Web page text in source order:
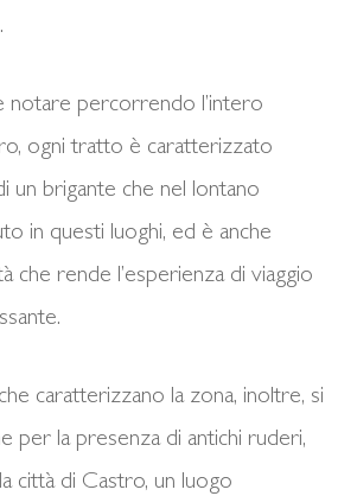
notare percorrendo l’intero
ogni tratto è caratterizzato
un brigante che nel lontano
in questi luoghi, ed è anche
che rende l’esperienza di viaggio
caratterizzano la zona, inoltre, si
per la presenza di antichi ruderi,
città di Castro, un luogo